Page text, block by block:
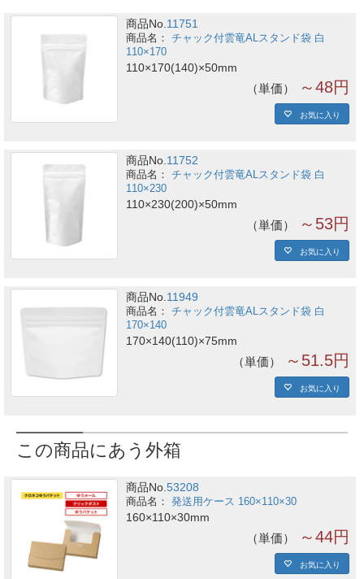
商品No. 11751
チャック付雲竜ALスタンド袋 白
110×170
110×170(140)×50mm
単価 ～48円
お気に入り
商品No. 11752
チャック付雲竜ALスタンド袋 白
110×230
110×230(200)×50mm
単価 ～53円
お気に入り
商品No.11949
チャック付雲竜ALスタンド袋 白
170×140
170×140(110)×75mm
単価 ～51.5円
お気に入り
この商品にあう外箱
商品No.53208
発送用ケース 160×110×30
160×110×30mm
単価 ～44円
お気に入り